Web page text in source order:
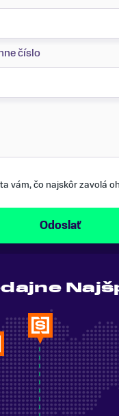
vám, čo najskôr zavolá